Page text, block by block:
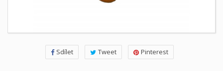
Sdílet Tweet Pinterest